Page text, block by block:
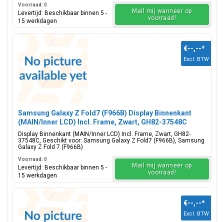
Voorraad: 0
Levertijd: Beschikbaar binnen 5 -
15 werkdagen
Mail mij wanneer op
voorraad!
Samsung Galaxy Z Fold7 (F966B) Display Binnenkant
(MAIN/Inner LCD) Incl. Frame, Zwart, GH82-37548C
Display Binnenkant (MAIN/Inner LCD) Incl. Frame, Zwart, GH82-
37548C, Geschikt voor: Samsung Galaxy Z Fold7 (F966B), Samsung
Galaxy Z Fold 7 (F966B)
€--,--*
Excl. BTW
Voorraad: 0
Levertijd: Beschikbaar binnen 5 -
15 werkdagen
Mail mij wanneer op
voorraad!
€--,--*
Excl. BTW